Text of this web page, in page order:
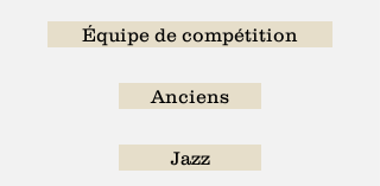
Équipe de compétition
Anciens
Jazz